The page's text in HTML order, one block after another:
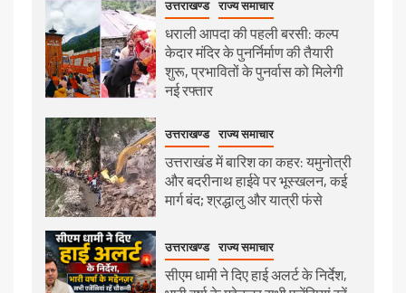
उत्तराखण्ड राज्य समाचार
धराली आपदा की पहली बरसी: कल्प
केदार मंदिर के पुनर्निर्माण की तैयारी
शुरू, प्रभावितों के पुनर्वास को मिलेगी
नई रफ्तार
उत्तराखण्ड राज्य समाचार
उत्तराखंड में बारिश का कहर: यमुनोत्री
और बदरीनाथ हाईवे पर भूस्खलन, कई
मार्ग बंद; श्रद्धालु और यात्री फंसे
उत्तराखण्ड राज्य समाचार
सीएम धामी ने दिए हाई अलर्ट के निर्देश,